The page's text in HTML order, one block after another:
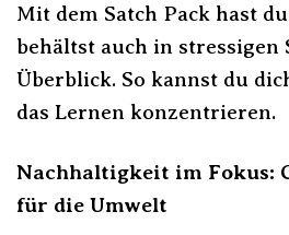
Mit dem Satch Pack hast
behältst auch in stressigen
Überblick. So kannst du
das Lernen konzentrieren.
Nachhaltigkeit im Fokus:
für die Umwelt